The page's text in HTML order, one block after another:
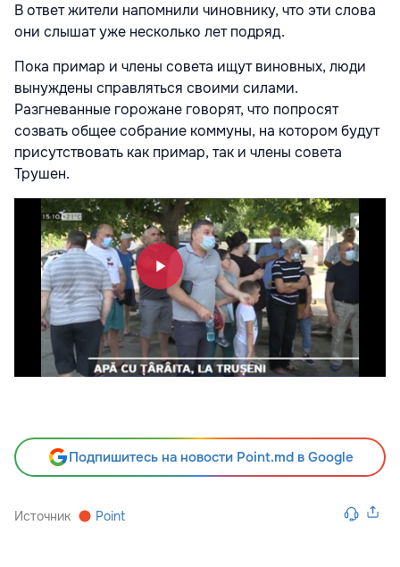
В ответ жители напомнили чиновнику, что эти слова
они слышат уже несколько лет подряд.
Пока примар и члены совета ищут виновных, люди
вынуждены справляться своими силами.
Разгневанные горожане говорят, что попросят
созвать общее собрание коммуны, на котором будут
присутствовать как примар, так и члены совета
Трушен.
Подпишитесь на новости Point.md в Google
Источник Point